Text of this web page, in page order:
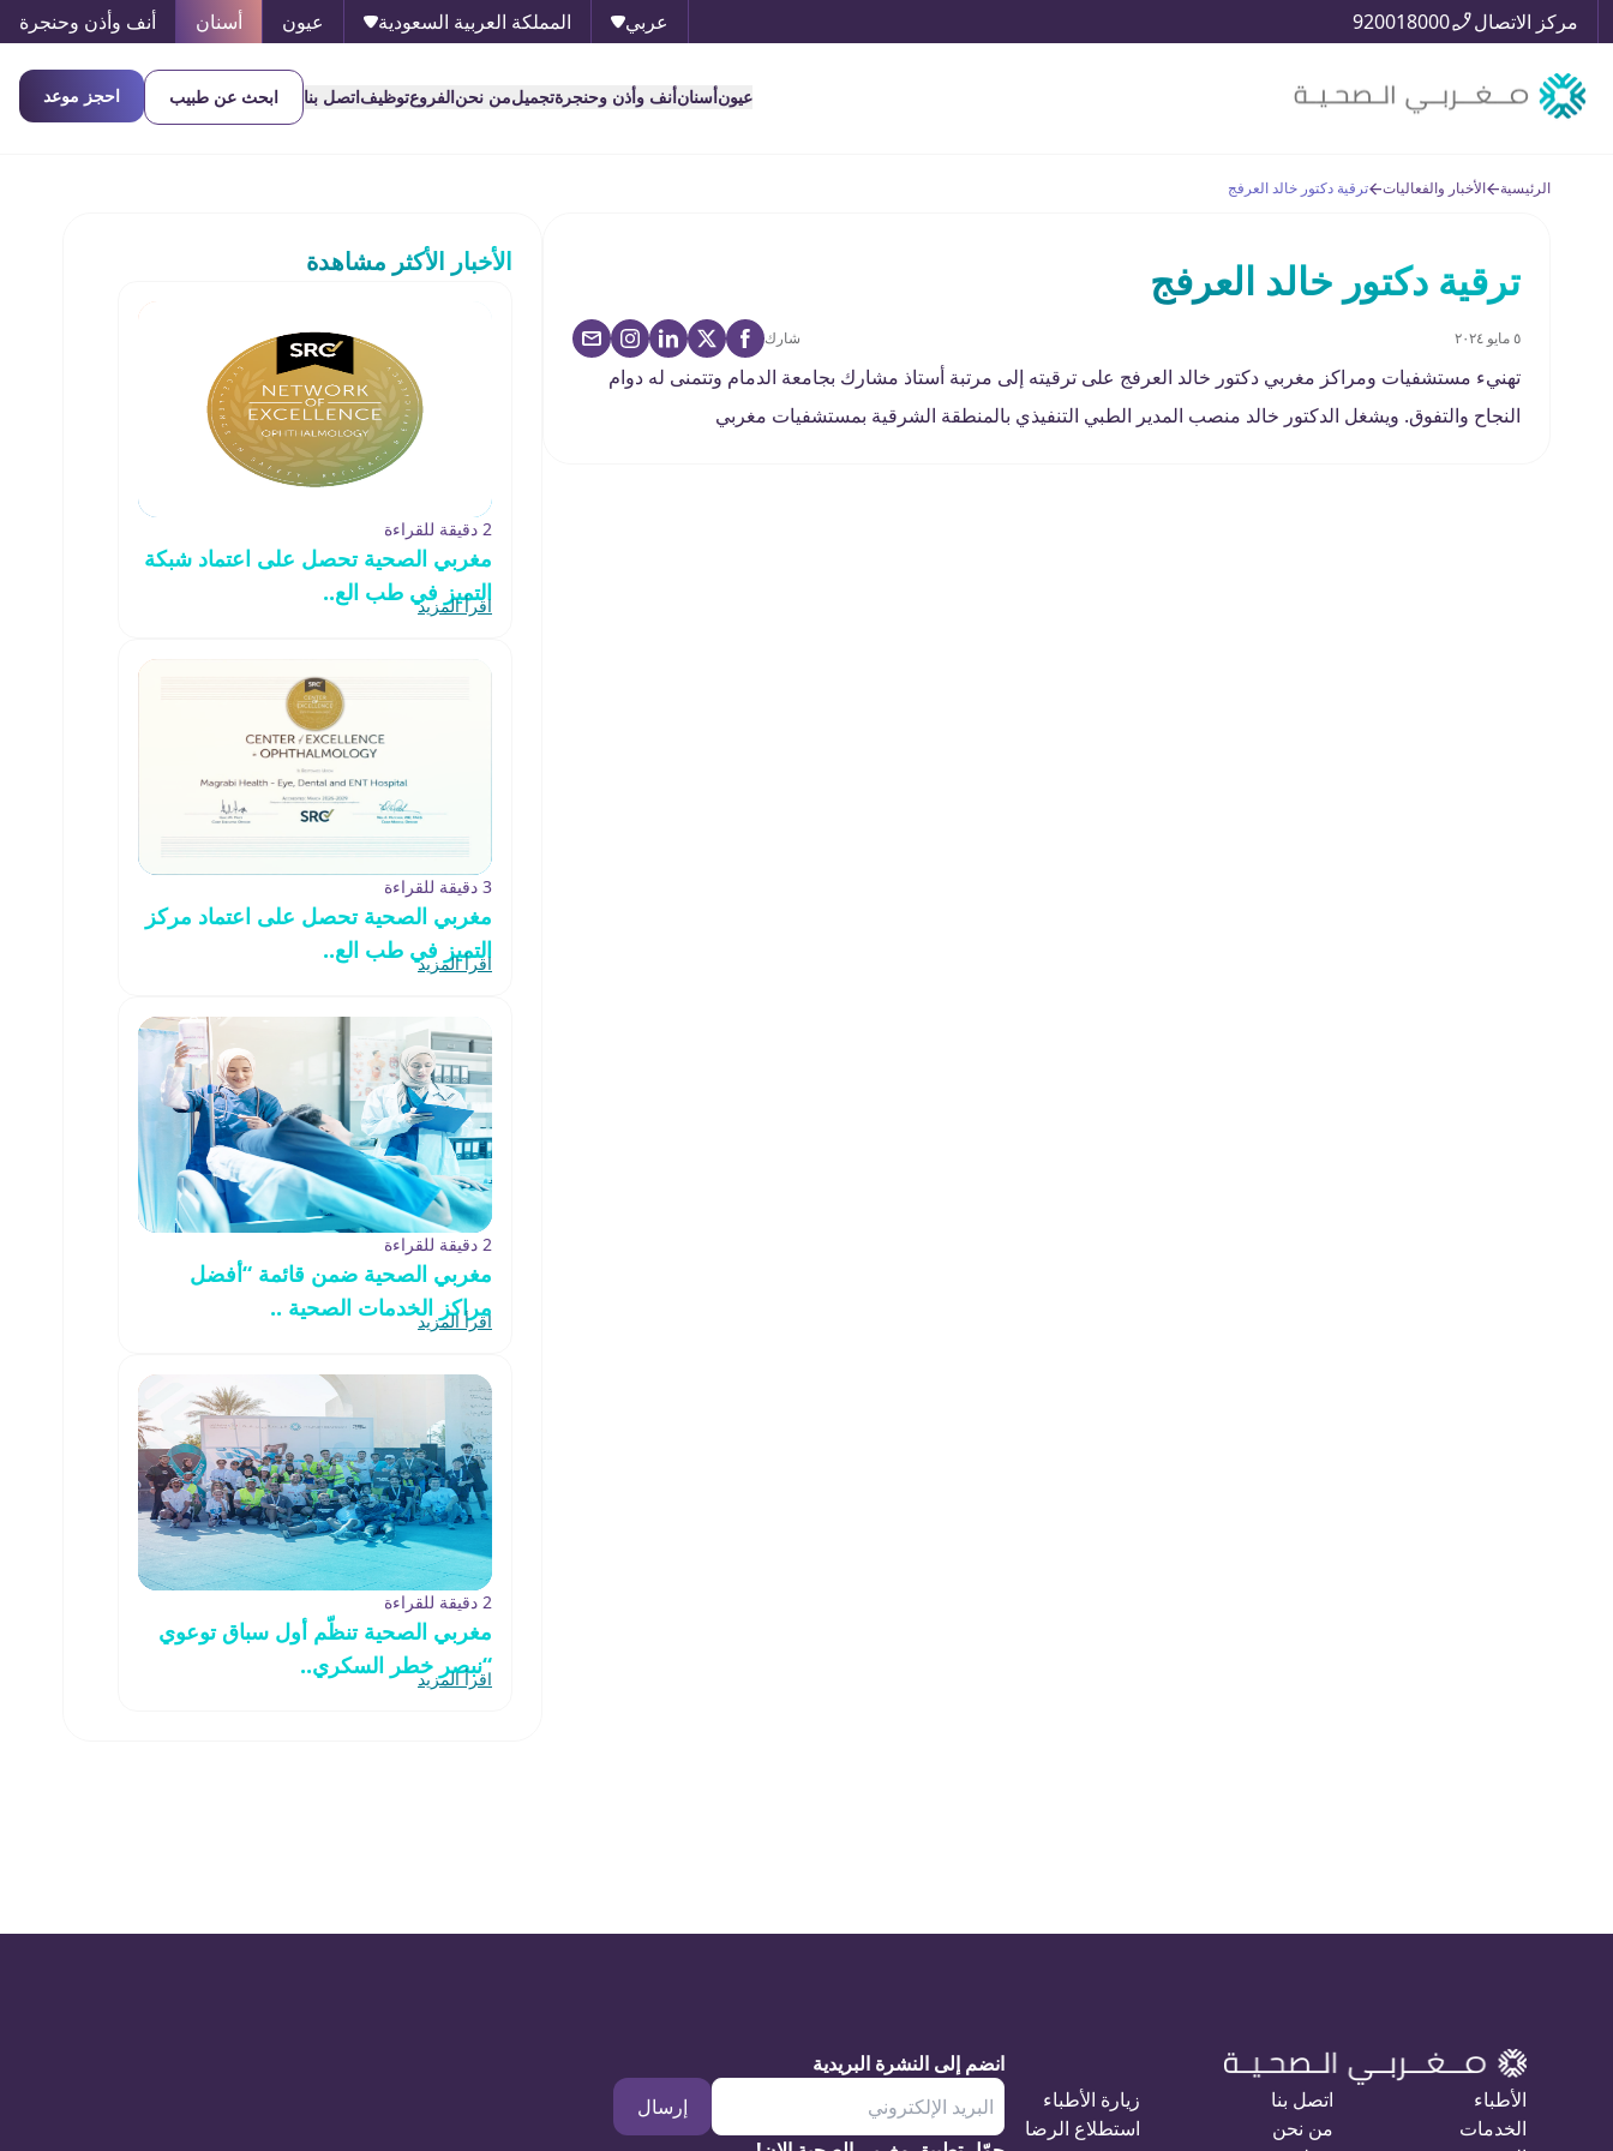
مركز الاتصال 920018000 عربي المملكة العربية السعودية عيون أسنان أنف وأذن وحنجرة
عيونأسنانأنف وأذن وحنجرةتجميلمن نحنالفروعتوظيفاتصل بنا ابحث عن طبيب احجز موعد
الرئيسية الأخبار والفعاليات ترقية دكتور خالد العرفج
ترقية دكتور خالد العرفج
٥ مايو ٢٠٢٤ شارك
تهنيء مستشفيات ومراكز مغربي دكتور خالد العرفج على ترقيته إلى مرتبة أستاذ مشارك بجامعة الدمام وتتمنى له دوام
النجاح والتفوق. ويشغل الدكتور خالد منصب المدير الطبي التنفيذي بالمنطقة الشرقية بمستشفيات مغربي
الأخبار الأكثر مشاهدة
2 دقيقة للقراءة
مغربي الصحية تحصل على اعتماد شبكة
التميز في طب الع..
اقرأ المزيد
3 دقيقة للقراءة
مغربي الصحية تحصل على اعتماد مركز
التميز في طب الع..
اقرأ المزيد
2 دقيقة للقراءة
مغربي الصحية ضمن قائمة “أفضل
مراكز الخدمات الصحية ..
اقرأ المزيد
2 دقيقة للقراءة
مغربي الصحية تنظّم أول سباق توعوي
“نبصر خطر السكري..
اقرأ المزيد
الأطباء
الخدمات
اتصل بنا
من نحن
زيارة الأطباء
استطلاع الرضا
انضم إلى النشرة البريدية
إرسال